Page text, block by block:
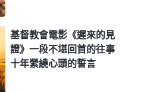
基督教會電影《遲來的見
證》一段不堪回首的往事
十年縈繞心頭的誓言